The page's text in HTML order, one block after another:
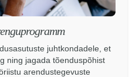
juhtkondadele, et
ning jagada tõenduspõhist
arendustegevuste